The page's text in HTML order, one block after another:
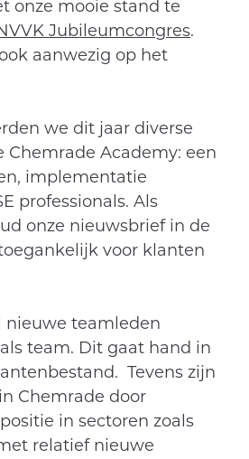
onze mooie stand te
Jubileumcongres.
aanwezig op het
we dit jaar diverse
Chemrade Academy: een
implementatie
professionals. Als
onze nieuwsbrief in de
voor klanten
nieuwe teamleden
team. Dit gaat hand in
Tevens zijn
Chemrade door
in sectoren zoals
relatief nieuwe